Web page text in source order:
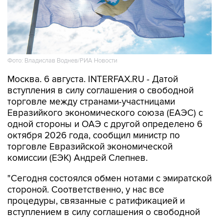
Фото: Владислав Воднев/РИА Новости
Москва. 6 августа. INTERFAX.RU - Датой
вступления в силу соглашения о свободной
торговле между странами-участницами
Евразийкого экономического союза (ЕАЭС) с
одной стороны и ОАЭ с другой определено 6
октября 2026 года, сообщил министр по
торговле Евразийской экономической
комиссии (ЕЭК) Андрей Слепнев.
"Сегодня состоялся обмен нотами с эмиратской
стороной. Соответственно, у нас все
процедуры, связанные с ратификацией и
вступлением в силу соглашения о свободной